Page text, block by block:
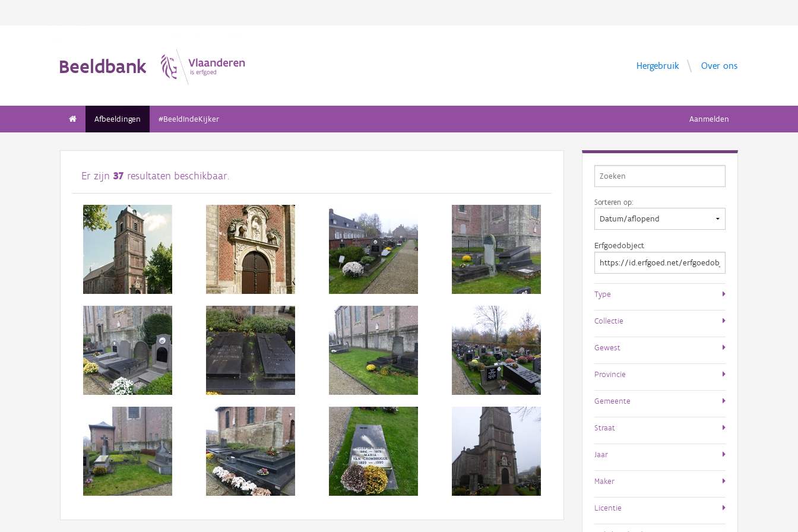
Beeldbank Hergebruik Over ons
Afbeeldingen #BeeldIndeKijker Aanmelden
Er zijn 37 resultaten beschikbaar.
Sorteren op:
Erfgoedobject
Type
Collectie
Gewest
Provincie
Gemeente
Straat
Jaar
Maker
Licentie